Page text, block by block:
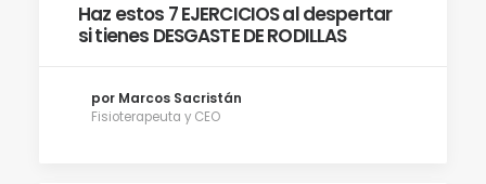
Haz estos 7 EJERCICIOS al despertar
si tienes DESGASTE DE RODILLAS
por Marcos Sacristán
Fisioterapeuta y CEO